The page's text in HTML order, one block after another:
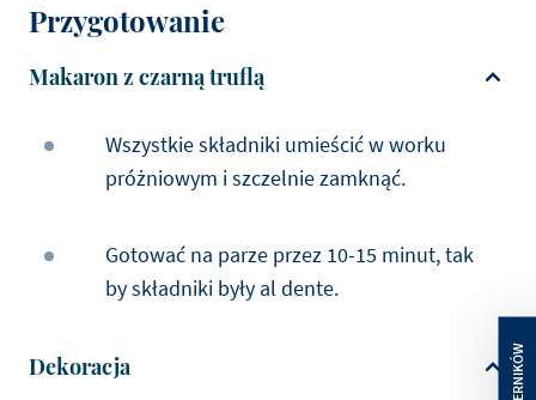
Przygotowanie
Makaron z czarną truflą
Wszystkie składniki umieścić w worku
próżniowym i szczelnie zamknąć.
Gotować na parze przez 10-15 minut, tak
by składniki były al dente.
Dekoracja